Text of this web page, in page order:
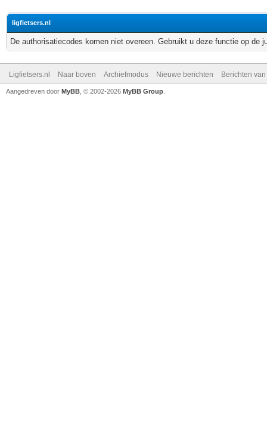
ligfietsers.nl
De authorisatiecodes komen niet overeen. Gebruikt u deze functie op de
Ligfietsers.nl Naar boven Archiefmodus Nieuwe berichten Berichten
Aangedreven door MyBB , © 2002-2026 MyBB Group